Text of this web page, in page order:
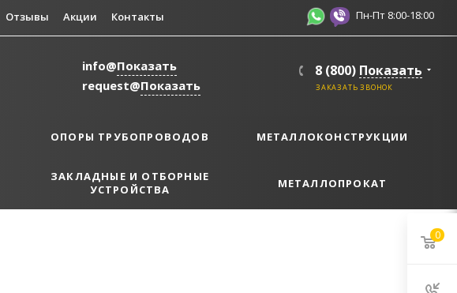
Отзывы Акции Контакты Пн-Пт 8:00-18:00
info@Показать
request@Показать
8 (800) Показать
ЗАКАЗАТЬ ЗВОНОК
ОПОРЫ ТРУБОПРОВОДОВ МЕТАЛЛОКОНСТРУКЦИИ
ЗАКЛАДНЫЕ И ОТБОРНЫЕ
УСТРОЙСТВА
МЕТАЛЛОПРОКАТ
0